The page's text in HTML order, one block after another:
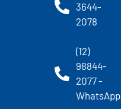
3644-
2078
(12)
98844-
2077 -
WhatsApp